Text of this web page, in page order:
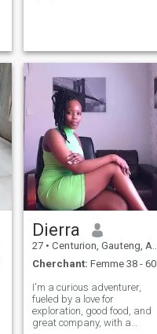
Dierra
27 • Centurion, Gauteng, Afrique du Sud
Cherchant: Femme 38 - 60
I'm a curious adventurer,
fueled by a love for
exploration, good food, and
great company, with a